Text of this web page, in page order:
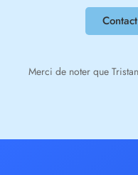
Merci de noter que